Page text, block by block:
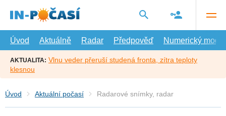
hlavní
Úvod
Aktuálně Radar Předpověď Numerický model
AKTUALITA: Vlnu veder přeruší studená fronta, zítra teploty
klesnou
Úvod Aktuální počasí Radarové snímky, radar